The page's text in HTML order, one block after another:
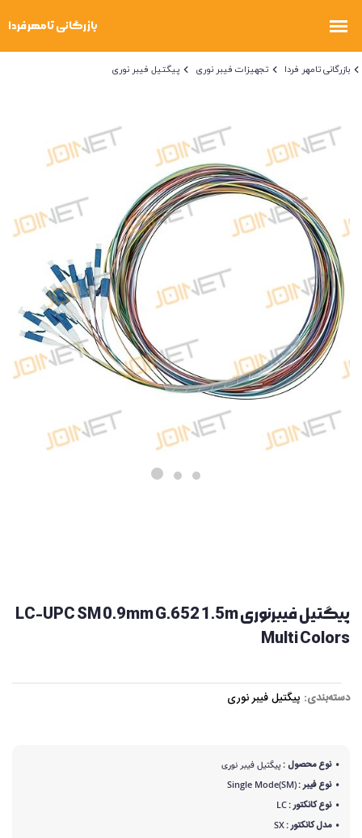
بازرگانی تامهر فردا تجهیزات فیبر نوری پیگتیل فیبر نوری
پیگتیل فیبرنوری LC-UPC SM 0.9mm G.652 1.5m
Multi Colors
دسته‌بندی: پیگتیل فیبر نوری
نوع محصول :پیگتیل فیبر نوری
نوع فیبر :Single Mode(SM)
نوع کانکتور :LC
مدل کانکتور :SX